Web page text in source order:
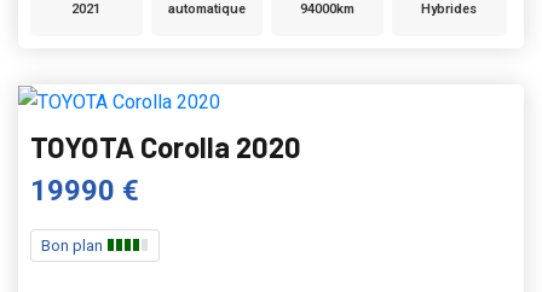
2021 automatique 94000km Hybrides
TOYOTA Corolla 2020
19990 €
Bon plan